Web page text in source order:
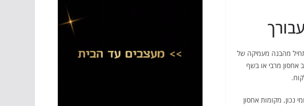
מהבנה מעמיקה של
אחסון מרבי או בשף
נכון, מקומות אחסון